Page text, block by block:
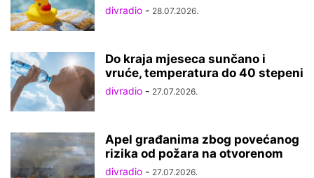
divradio - 28.07.2026.
Do kraja mjeseca sunčano i
vruće, temperatura do 40 stepeni
divradio - 27.07.2026.
Apel građanima zbog povećanog
rizika od požara na otvorenom
divradio - 27.07.2026.